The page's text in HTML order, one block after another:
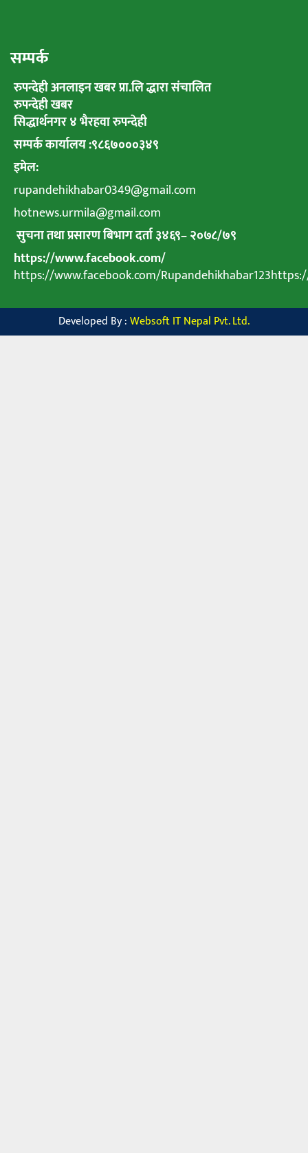
सम्पर्क
रुपन्देही अनलाइन खबर प्रा.लि द्धारा संचालित
रुपन्देही खबर
सिद्धार्थनगर ४ भैरहवा रुपन्देही
सम्पर्क कार्यालय :९८६७०००३४९
इमेल:
rupandehikhabar0349@gmail.com
hotnews.urmila@gmail.com
सुचना तथा प्रसारण बिभाग दर्ता ३४६९–२०७८/७९
https://www.facebook.com/
https://www.facebook.com/
Developed By :Websoft IT Nepal Pvt. Ltd.